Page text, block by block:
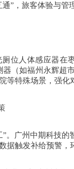
”，旅客体验与管
位人体感应器在
（如福州永辉
等特殊场景，强
。广州中期科技
据触发补给预警